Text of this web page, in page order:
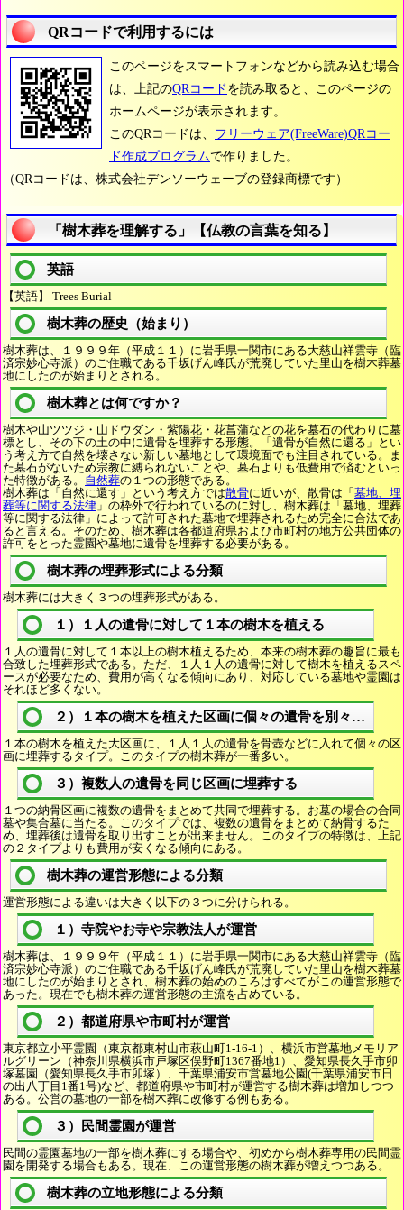
QRコードで利用するには
このページをスマートフォンなどから読み込む場合
は、上記のQRコード を読み取ると、このページの
ホームページが表示されます。
このQRコードは、 フリーウェア(FreeWare)QRコー
ド作成プログラムで作りました。
（QRコードは、株式会社デンソーウェーブの登録商標です）
「樹木葬を理解する」【仏教の言葉を知る】
英語
【英語】 Trees Burial
樹木葬の歴史（始まり）
樹木葬は、１９９９年（平成１１）に岩手県一関市にある大慈山祥雲寺（臨
済宗妙心寺派）のご住職である千坂げん峰氏が荒廃していた里山を樹木葬墓
地にしたのが始まりとされる。
樹木葬とは何ですか？
樹木や山ツツジ・山ドウダン・紫陽花・花菖蒲などの花を墓石の代わりに墓
標とし、その下の土の中に遺骨を埋葬する形態。「遺骨が自然に還る」とい
う考え方で自然を壊さない新しい墓地として環境面でも注目されている。ま
た墓石がないため宗教に縛られないことや、墓石よりも低費用で済むといっ
た特徴がある。 自然葬の１つの形態である。
樹木葬は「自然に還す」という考え方では散骨に近いが、散骨は「 墓地、埋
葬等に関する法律 」の枠外で行われているのに対し、樹木葬は「墓地、埋葬
等に関する法律」によって許可された墓地で埋葬されるため完全に合法であ
ると言える。そのため、樹木葬は各都道府県および市町村の地方公共団体の
許可をとった霊園や墓地に遺骨を埋葬する必要がある。
樹木葬の埋葬形式による分類
樹木葬には大きく３つの埋葬形式がある。
１）１人の遺骨に対して１本の樹木を植える
１人の遺骨に対して１本以上の樹木植えるため、本来の樹木葬の趣旨に最も
合致した埋葬形式である。ただ、１人１人の遺骨に対して樹木を植えるスペ
ースが必要なため、費用が高くなる傾向にあり、対応している墓地や霊園は
それほど多くない。
２）１本の樹木を植えた区画に個々の遺骨を別々に埋葬
１本の樹木を植えた大区画に、１人１人の遺骨を骨壺などに入れて個々の区
画に埋葬するタイプ。このタイプの樹木葬が一番多い。
３）複数人の遺骨を同じ区画に埋葬する
１つの納骨区画に複数の遺骨をまとめて共同で埋葬する。お墓の場合の合同
墓や集合墓に当たる。このタイプでは、複数の遺骨をまとめて納骨するた
め、埋葬後は遺骨を取り出すことが出来ません。このタイプの特徴は、上記
の２タイプよりも費用が安くなる傾向にある。
樹木葬の運営形態による分類
運営形態による違いは大きく以下の３つに分けられる。
１）寺院やお寺や宗教法人が運営
樹木葬は、１９９９年（平成１１）に岩手県一関市にある大慈山祥雲寺（臨
済宗妙心寺派）のご住職である千坂げん峰氏が荒廃していた里山を樹木葬墓
地にしたのが始まりとされ、樹木葬の始めのころはすべてがこの運営形態で
あった。現在でも樹木葬の運営形態の主流を占めている。
２）都道府県や市町村が運営
東京都立小平霊園（東京都東村山市萩山町1-16-1）、横浜市営墓地メモリア
ルグリーン（神奈川県横浜市戸塚区俣野町1367番地1）、愛知県長久手市卯
塚墓園（愛知県長久手市卯塚）、千葉県浦安市営墓地公園(千葉県浦安市日
の出八丁目1番1号)など、都道府県や市町村が運営する樹木葬は増加しつつ
ある。公営の墓地の一部を樹木葬に改修する例もある。
３）民間霊園が運営
民間の霊園墓地の一部を樹木葬にする場合や、初めから樹木葬専用の民間霊
園を開発する場合もある。現在、この運営形態の樹木葬が増えつつある。
樹木葬の立地形態による分類